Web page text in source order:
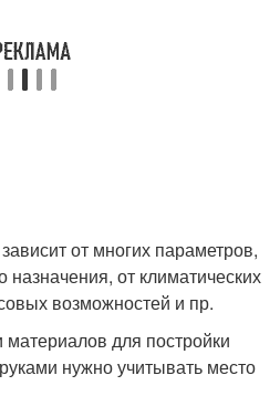
от многих параметров,
назначения, от климатических
возможностей и пр.
для постройки
нужно учитывать место